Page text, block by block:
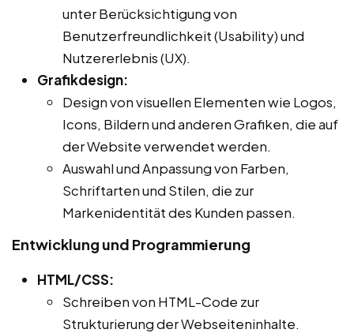
unter Berücksichtigung von
Benutzerfreundlichkeit (Usability) und
Nutzererlebnis (UX).
Grafikdesign:
Design von visuellen Elementen wie Logos,
Icons, Bildern und anderen Grafiken, die auf
der Website verwendet werden.
Auswahl und Anpassung von Farben,
Schriftarten und Stilen, die zur
Markenidentität des Kunden passen.
Entwicklung und Programmierung
HTML/CSS:
Schreiben von HTML-Code zur
Strukturierung der Webseiteninhalte.